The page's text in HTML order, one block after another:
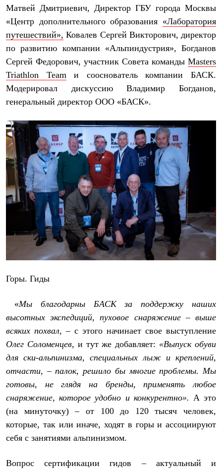
Матвей Дмитриевич, Директор ГБУ города Москвы
«Центр дополнительного образования «Лаборатория
путешествий», Ковалев Сергей Викторович, директор
по развитию компании «Альпиндустрия», Богданов
Сергей Федорович, участник Совета команды Masters
Triathlon Team и сооснователь компании БАСК.
Модерировал дискуссию Владимир Богданов,
генеральный директор ООО «БАСК».
Горы. Гиды
«Мы благодарны БАСК за поддержку наших
высотных экспедиций, пуховое снаряжение – выше
всяких похвал, – с этого начинает свое выступление
Олег Соломенцев, и тут же добавляет: «Выпуск обуви
для ски-альпинизма, специальных лыж и креплений,
отчасти, – палок, решило бы многие проблемы. Мы
готовы, не глядя на бренды, применять любое
снаряжение, которое удобно и конкурентно». А это
(на минуточку) – от 100 до 120 тысяч человек,
которые, так или иначе, ходят в горы и ассоциируют
себя с занятиями альпинизмом.
Вопрос сертификации гидов – актуальный и